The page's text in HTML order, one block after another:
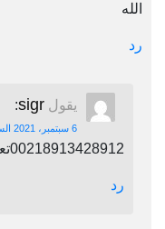
الله
رد
يقول sigr
:
6 سبتمبر، 2021 الساعة 5:44 م
00218913428912تعالي واتساب
رد